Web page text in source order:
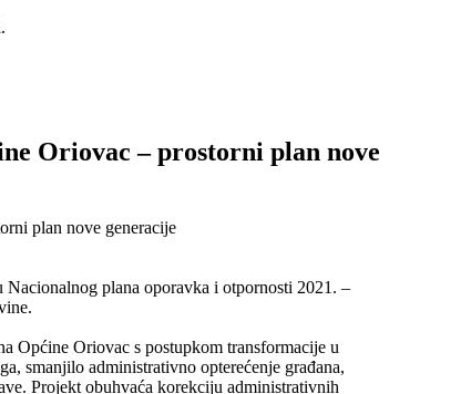
Oriovac – prostorni plan nove
plan nove generacije
plana oporavka i otpornosti 2021. –
Općine Oriovac s postupkom transformacije u
smanjilo administrativno opterećenje građana,
Projekt obuhvaća korekciju administrativnih